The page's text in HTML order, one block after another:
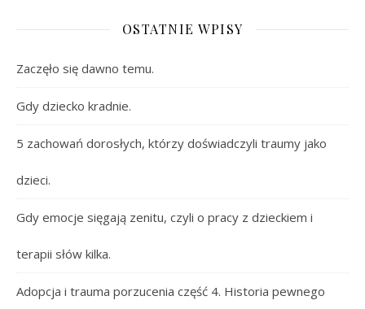
OSTATNIE WPISY
Zaczęło się dawno temu.
Gdy dziecko kradnie.
5 zachowań dorosłych, którzy doświadczyli traumy jako
dzieci.
Gdy emocje sięgają zenitu, czyli o pracy z dzieckiem i
terapii słów kilka.
Adopcja i trauma porzucenia część 4. Historia pewnego